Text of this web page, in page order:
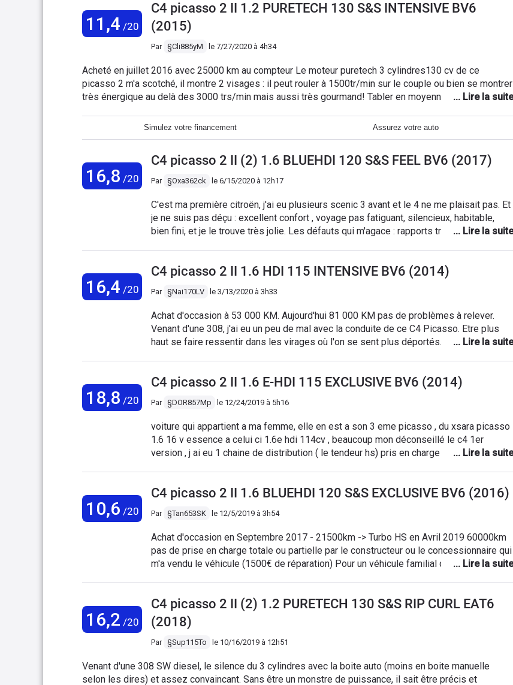
bref... très très dommage ! quant à la mécanique là c'est la cata.
11,4 /20
C4 picasso 2 II 1.2 PURETECH 130 S&S INTENSIVE BV6
(2015)
Par §Cli885yM le 7/27/2020 à 4h34
Acheté en juillet 2016 avec 25000 km au compteur Le moteur puretech 3 cylindres130 cv de ce
picasso 2 m'a scotché, il montre 2 visages : il peut rouler à 1500tr/min sur le couple ou bien se montrer
très énergique au delà des 3000 trs/min mais aussi très gourmand! Tabler en moyenne sur 7.5
d'un bon confort et d'une tenue de route très correcte pour ce type de véhicule, le c4 picasso 2 est très
plaisant à conduire , son équipement d'origine sans être pléthorique est juste suffisant il faut aller voir
assist, ect)
Simulez votre financement Assurez votre auto
16,8 /20
C4 picasso 2 II (2) 1.6 BLUEHDI 120 S&S FEEL BV6 (2017)
Par §Oxa362ck le 6/15/2020 à 12h17
C'est ma première citroën, j'ai eu plusieurs scenic 3 avant et le 4 ne me plaisait pas. Et
je ne suis pas déçu : excellent confort , voyage pas fatiguant, silencieux, habitable,
bien fini, et je le trouve très jolie. Les défauts qui m'agace : rapports trop long , la 6e
pas très douce . Les 120 ch sont un poil juste chargé sur autoroute. Mais globalement
spacetourer feel avec options)
16,4 /20
C4 picasso 2 II 1.6 HDI 115 INTENSIVE BV6 (2014)
Par §Nai170LV le 3/13/2020 à 3h33
Achat d'occasion à 53 000 KM. Aujourd'hui 81 000 KM pas de problèmes à relever.
Venant d'une 308, j'ai eu un peu de mal avec la conduite de ce C4 Picasso. Etre plus
haut se faire ressentir dans les virages où l'on se sent plus déportés. En dehors de
J'apprécie tout particulièrement la visibilité ainsi que la place à l'arrière. C'est très
confortables et moelleux comme le propose Renault. Dommage que toutes les
commandes soient sur l'écran tactile qui n'est pas des plus rapides.
18,8 /20
C4 picasso 2 II 1.6 E-HDI 115 EXCLUSIVE BV6 (2014)
Par §DOR857Mp le 12/24/2019 à 5h16
voiture qui appartient a ma femme, elle en est a son 3 eme picasso , du xsara picasso
1.6 16 v essence a celui ci 1.6e hdi 114cv , beaucoup mon déconseillé le c4 1er
version , j ai eu 1 chaine de distribution ( le tendeur hs) pris en charge a 100% avec
beaucoup plus dynamique et très agréable , le look est sympa , le volume de charge
10,6 /20
C4 picasso 2 II 1.6 BLUEHDI 120 S&S EXCLUSIVE BV6 (2016)
Par §Tan653SK le 12/5/2019 à 3h54
Achat d'occasion en Septembre 2017 - 21500km -> Turbo HS en Avril 2019 60000km
pas de prise en charge totale ou partielle par le constructeur ou le concessionnaire qui
m'a vendu le véhicule (1500€ de réparation) Pour un véhicule familial c'est un comble
rangements. Du polystyrène peut combler l'espace, mais en cas d'accident cela peut
ne pas être suffisant, donc inutile... et être dramatique ! L'écran pas pratique du tout.
répond au bout de 3 ou 4 appuis et encore, c'est quand on a de la chance. Pour enlever
le mode éco, il faut trifouiller dans les menus et au quotidien c'est pénible. Un bouton
pas des mieux étagés. La seule chose qui va je pense me manquer, lorsque je vais
changer de véhicule (très prochainement) c'est la visibilité. Le grand pare-brise ainsi
16,2 /20
C4 picasso 2 II (2) 1.2 PURETECH 130 S&S RIP CURL EAT6
(2018)
Par §Sup115To le 10/16/2019 à 12h51
Venant d'une 308 SW diesel, le silence du 3 cylindres avec la boite auto (moins en boite manuelle
selon les dires) et assez convaincant. Sans être un monstre de puissance, il sait être précis et